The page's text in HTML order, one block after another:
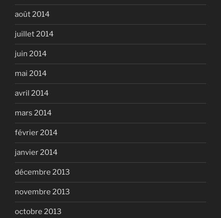
août 2014
juillet 2014
juin 2014
mai 2014
avril 2014
mars 2014
février 2014
janvier 2014
décembre 2013
novembre 2013
octobre 2013